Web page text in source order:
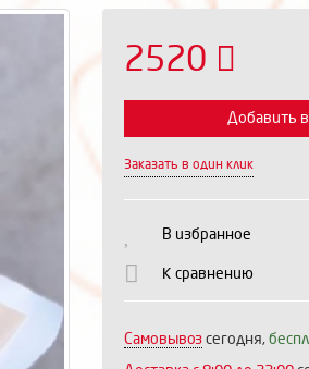
2520
Выберите
Продолжить
Добавить
Заказать в один клик
В избранное
К сравнению
Самовывоз сегодня,